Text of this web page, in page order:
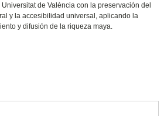
de València con la preservación del
y la accesibilidad universal, aplicando la
y difusión de la riqueza maya.